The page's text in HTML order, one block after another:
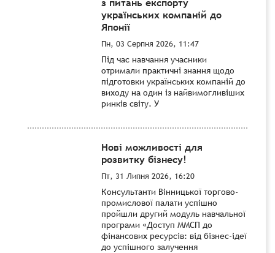
українських компаній до
Японії
Пн, 03 Серпня 2026, 11:47
Під час навчання учасники
отримали практичні знання щодо
підготовки українських компаній до
виходу на один із найвимогливіших
ринків світу. У
Нові можливості для
розвитку бізнесу!
Пт, 31 Липня 2026, 16:20
Консультанти Вінницької торгово-
промислової палати успішно
пройшли другий модуль навчальної
програми «Доступ ММСП до
фінансових ресурсів: від бізнес-ідеї
до успішного залучення